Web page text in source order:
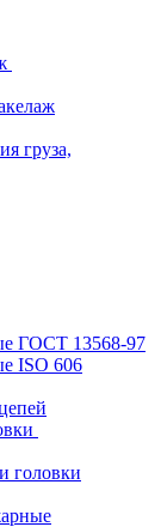
груза,
ГОСТ 13568-97
ISO 606
головки